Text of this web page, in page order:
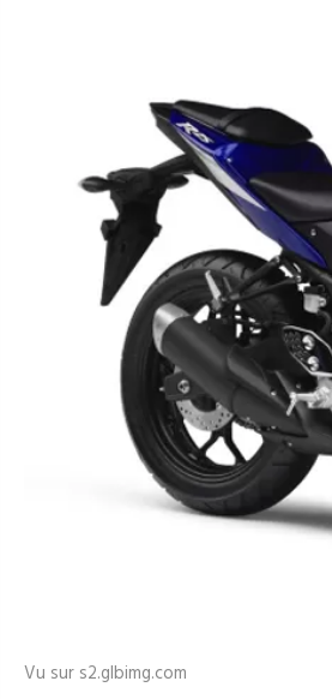
Vu sur s2.glbimg.com